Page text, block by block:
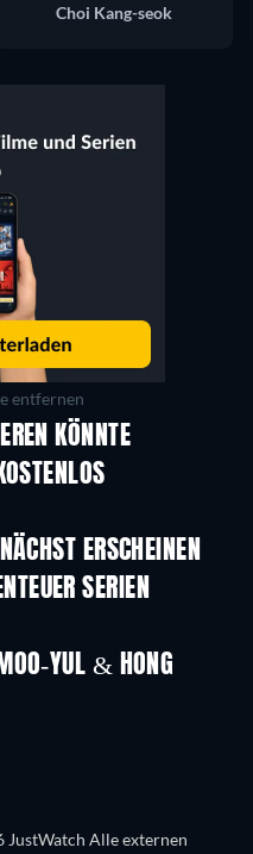
Choi Kang-seok
entfernen
KÖNNTE
Serie
ERSCHEINEN
Serie
SERIEN
YUL & HONG
JustWatch Alle externen